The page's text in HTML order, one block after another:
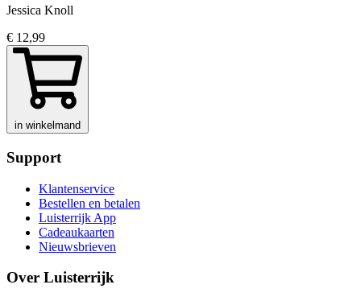
Jessica Knoll
€ 12,99
in winkelmand
Support
Klantenservice
Bestellen en betalen
Luisterrijk App
Cadeaukaarten
Nieuwsbrieven
Over Luisterrijk